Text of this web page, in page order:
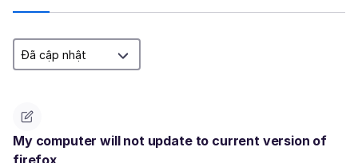
My computer will not update to current version of